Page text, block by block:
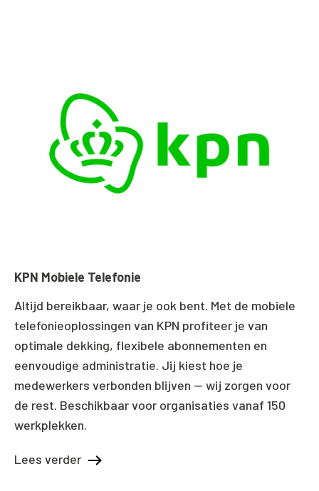
KPN Mobiele Telefonie
Altijd bereikbaar, waar je ook bent. Met de mobiele
telefonieoplossingen van KPN profiteer je van
optimale dekking, flexibele abonnementen en
eenvoudige administratie. Jij kiest hoe je
medewerkers verbonden blijven — wij zorgen voor
de rest. Beschikbaar voor organisaties vanaf 150
werkplekken.
Lees verder